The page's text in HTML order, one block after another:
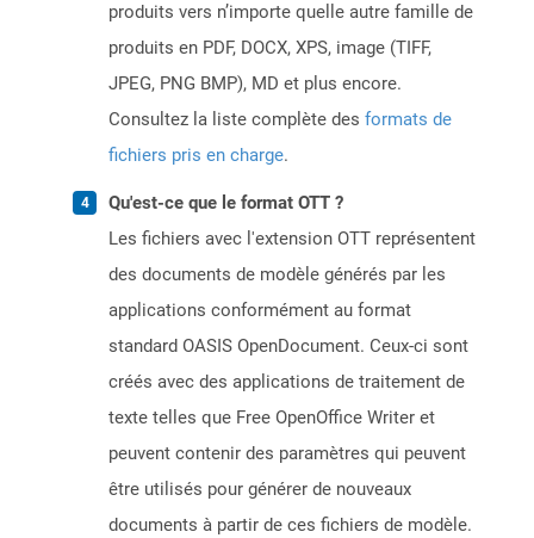
produits vers n’importe quelle autre famille de
produits en PDF, DOCX, XPS, image (TIFF,
JPEG, PNG BMP), MD et plus encore.
Consultez la liste complète des formats de
fichiers pris en charge.
Qu'est-ce que le format OTT ?
Les fichiers avec l'extension OTT représentent
des documents de modèle générés par les
applications conformément au format
standard OASIS OpenDocument. Ceux-ci sont
créés avec des applications de traitement de
texte telles que Free OpenOffice Writer et
peuvent contenir des paramètres qui peuvent
être utilisés pour générer de nouveaux
documents à partir de ces fichiers de modèle.